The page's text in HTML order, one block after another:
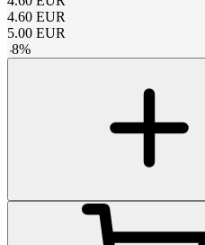
4.60 EUR
5.00 EUR
-8%